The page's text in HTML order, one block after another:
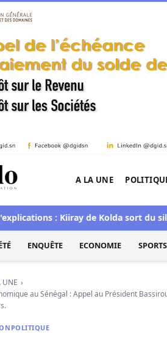
site d'information et
A LA UNE
: Kiiray de Kolda sort du silence
ENQUÊTE ECONOMIE SPORTS
UNE
au Sénégal : Appel au Président
POLITIQUE